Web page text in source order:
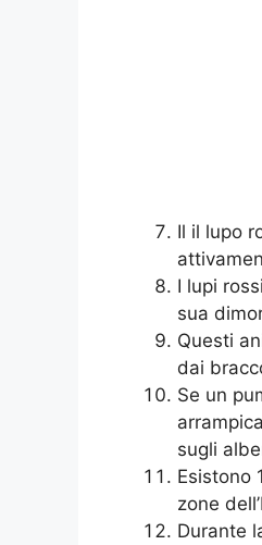
Il il lupo
I lupi
sua
Questi
dai
Se un
sugli
Esistono
zone
Durante